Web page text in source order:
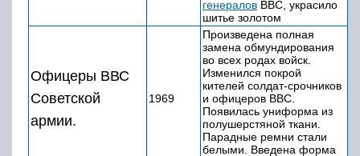
генералов ВВС, украсило
шитье золотом
Офицеры ВВС
Советской
армии.
1969
Произведена полная
замена обмундирования
во всех родах войск.
Изменился покрой
кителей солдат-срочников
и офицеров ВВС.
Появилась униформа из
полушерстяной ткани.
Парадные ремни стали
белыми. Введена форма